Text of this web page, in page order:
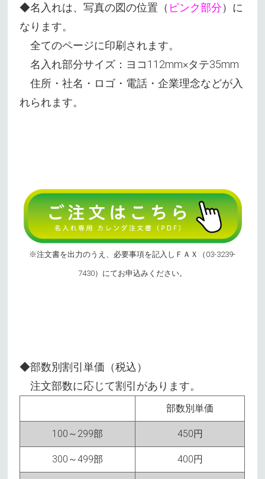
◆名入れは、写真の図の位置（ ピンク部分）に
なります。
全てのページに印刷されます。
名入れ部分サイズ：ヨコ112mm×タテ35mm
住所・社名・ロゴ・電話・企業理念などが入
れられます。
※注文書を出力のうえ、必要事項を記入しＦＡＸ（03-3239-
7430）にてお申込みください。
◆部数別割引単価（税込）
注文部数に応じて割引があります。
部数別単価
100～299部 450円
300～499部 400円